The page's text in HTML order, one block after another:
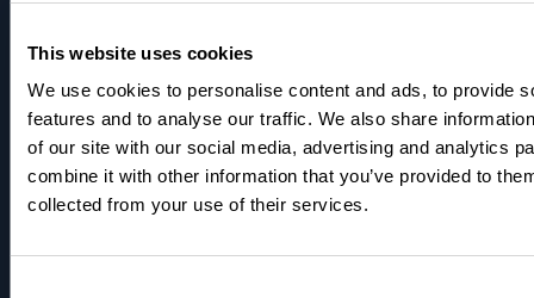
This website uses cookies
We use cookies to personalise content and ads, to provide
features and to analyse our traffic. We also share
of our site with our social media, advertising and analytics
combine it with other information that you’ve provided to
collected from your use of their services.
Konsultointipalvelut
Talouspäällikköpalvelut
Myyntilaskutuspalvelut